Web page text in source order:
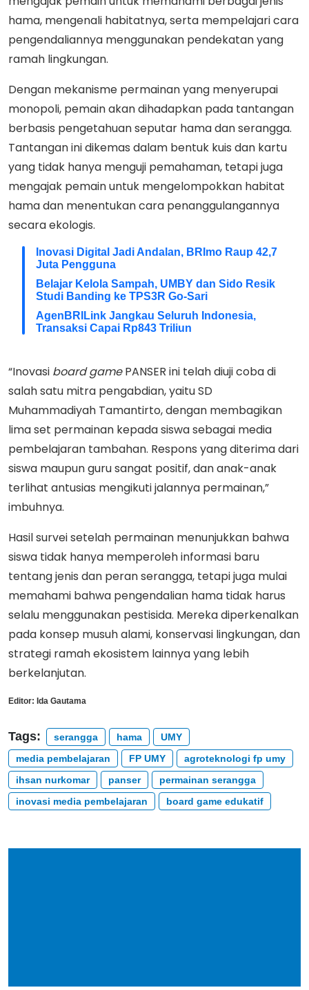
hama, mengenali habitatnya, serta mempelajari cara
pengendaliannya menggunakan pendekatan yang
ramah lingkungan.
Dengan mekanisme permainan yang menyerupai
monopoli, pemain akan dihadapkan pada tantangan
berbasis pengetahuan seputar hama dan serangga.
Tantangan ini dikemas dalam bentuk kuis dan kartu
yang tidak hanya menguji pemahaman, tetapi juga
mengajak pemain untuk mengelompokkan habitat
hama dan menentukan cara penanggulangannya
secara ekologis.
Inovasi Digital Jadi Andalan, BRImo Raup 42,7
Juta Pengguna
Belajar Kelola Sampah, UMBY dan Sido Resik
Studi Banding ke TPS3R Go-Sari
AgenBRILink Jangkau Seluruh Indonesia,
Transaksi Capai Rp843 Triliun
“Inovasi board gamePANSER ini telah diuji coba di
salah satu mitra pengabdian, yaitu SD
Muhammadiyah Tamantirto, dengan membagikan
lima set permainan kepada siswa sebagai media
pembelajaran tambahan. Respons yang diterima dari
siswa maupun guru sangat positif, dan anak-anak
terlihat antusias mengikuti jalannya permainan,”
imbuhnya.
Hasil survei setelah permainan menunjukkan bahwa
siswa tidak hanya memperoleh informasi baru
tentang jenis dan peran serangga, tetapi juga mulai
memahami bahwa pengendalian hama tidak harus
selalu menggunakan pestisida. Mereka diperkenalkan
pada konsep musuh alami, konservasi lingkungan, dan
strategi ramah ekosistem lainnya yang lebih
berkelanjutan.
Editor: Ida Gautama
Tags: serangga hama
UMY
media pembelajaran
FP UMY
agroteknologi fp umy
ihsan nurkomar
panser
permainan serangga
inovasi media pembelajaran
board game edukatif